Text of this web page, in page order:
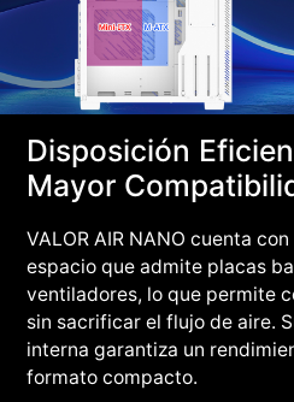
Disposición
Mayor
VALOR AIR NANO cuenta
espacio que admite placas
ventiladores, lo que permite
sin sacrificar el flujo de aire.
interna garantiza un
formato compacto.